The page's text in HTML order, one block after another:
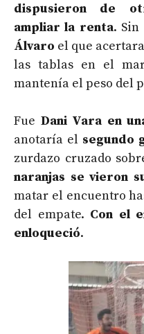
dispusieron de
ampliar la renta. Sin
Álvaro el que
las tablas en el
mantenía el peso del
Fue Dani Vara en
anotaría el segundo
zurdazo cruzado
naranjas se vieron
matar el encuentro
del empate. Con el
enloqueció.